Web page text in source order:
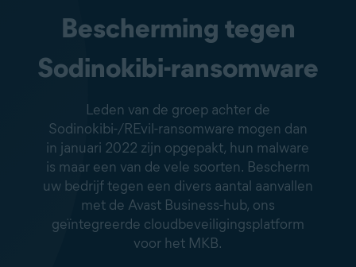
Bescherming tegen
Sodinokibi-ransomware
Leden van de groep achter de
Sodinokibi-/REvil-ransomware mogen dan
in januari 2022 zijn opgepakt, hun malware
is maar een van de vele soorten. Bescherm
uw bedrijf tegen een divers aantal aanvallen
met de Avast Business-hub, ons
geïntegreerde cloudbeveiligingsplatform
voor het MKB.